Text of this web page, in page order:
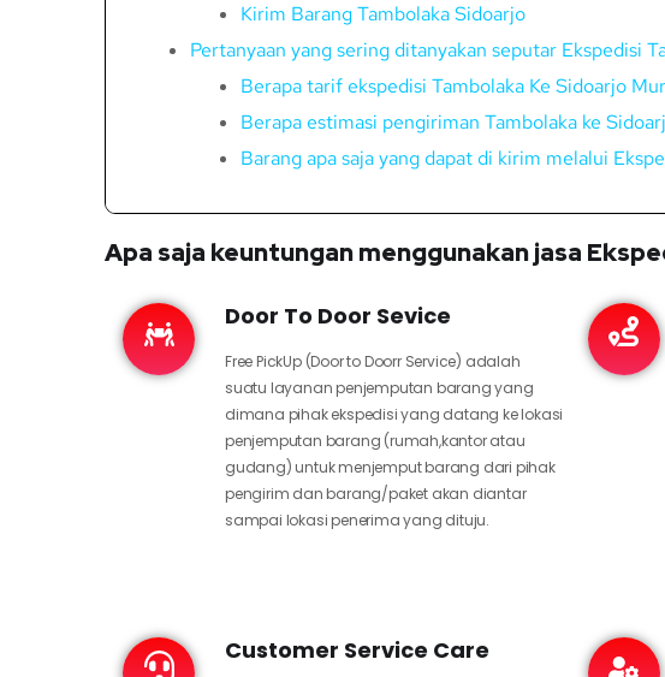
Kirim Barang Tambolaka Sidoarjo
Pertanyaan yang sering ditanyakan seputar Ekspedisi
Berapa tarif ekspedisi Tambolaka Ke Sidoarjo
Berapa estimasi pengiriman Tambolaka ke
Barang apa saja yang dapat di kirim melalui
Apa saja keuntungan menggunakan jasa
Door To Door Sevice
Free PickUp (Door to Doorr Service) adalah
suatu layanan penjemputan barang yang
dimana pihak ekspedisi yang datang ke lokasi
penjemputan barang (rumah,kantor atau
gudang) untuk menjemput barang dari pihak
pengirim dan barang/paket akan diantar
sampai lokasi penerima yang dituju.
Customer Service Care